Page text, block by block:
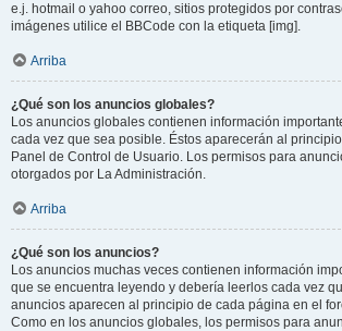
e.j. hotmail o yahoo correo, sitios protegidos por
imágenes utilice el BBCode con la etiqueta [img].
Arriba
¿Qué son los anuncios globales?
Los anuncios globales contienen información
cada vez que sea posible. Éstos aparecerán al
Panel de Control de Usuario. Los permisos para
otorgados por La Administración.
Arriba
¿Qué son los anuncios?
Los anuncios muchas veces contienen información
que se encuentra leyendo y debería leerlos cada vez
anuncios aparecen al principio de cada página en el
Como en los anuncios globales, los permisos para